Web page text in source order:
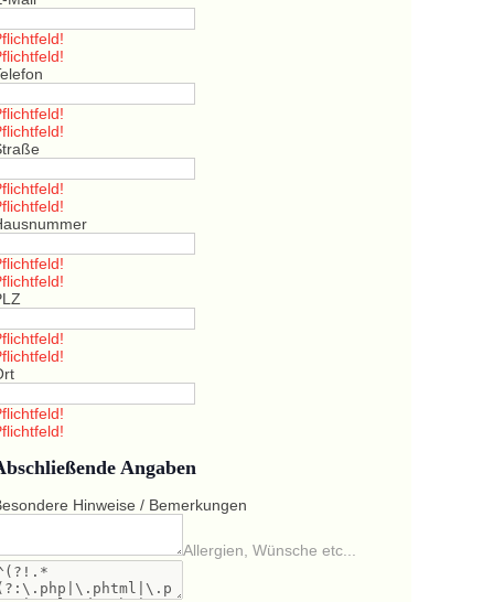
Angaben
Hinweise / Bemerkungen
Allergien, Wünsche etc...